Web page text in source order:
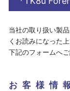
当社の取り扱い製
くお読みになった上
下記のフォームへ
お客様情